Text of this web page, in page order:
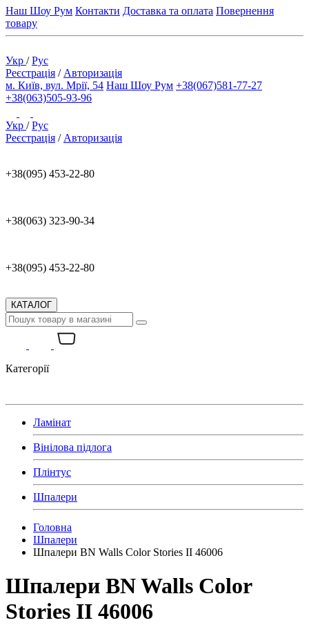
Наш Шоу Рум Контакти Доставка та оплата Повернення
товару
Укр /Рус
Реєстрація / Авторизація
м. Київ, вул. Мрії, 54 Наш Шоу Рум +38(067)581-77-27
+38(063)505-93-96
Укр /Рус
Реєстрація / Авторизація
+38(095) 453-22-80
+38(063) 323-90-34
+38(095) 453-22-80
КАТАЛОГ
Категорії
Ламінат
Вінілова підлога
Плінтус
Шпалери
Головна
Шпалери
Шпалери BN Walls Color Stories II 46006
Шпалери BN Walls Color
Stories II 46006